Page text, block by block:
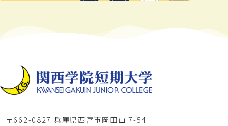
〒662-0827 兵庫県西宮市岡田山 7-54